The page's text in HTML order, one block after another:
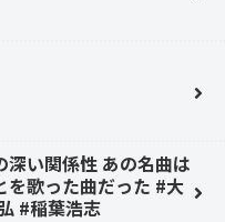
い関係性 あの名曲は
を歌った曲だった #大
#稲葉浩志